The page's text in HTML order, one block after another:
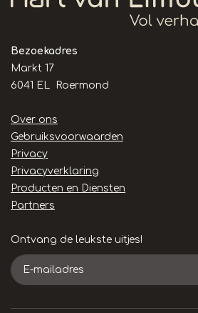
Bezoekadres
Markt 17
6041 EL Roermond
Handige
links
Over ons
Gebruiksvoorwaarden
Privacy
Privacyverklaring
Producten en Diensten
Partners
Ontvang de leukste uitjes!
E-
mailadres